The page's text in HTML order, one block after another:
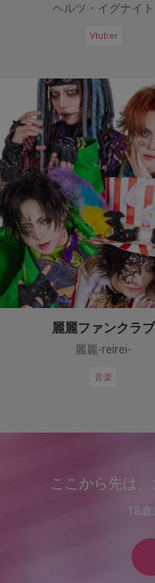
ヘルツ・イグナイト
Vtuber
麗麗ファンクラブ
麗麗-reirei-
音楽
ここから先は
18